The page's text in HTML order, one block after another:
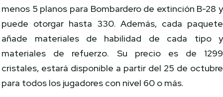
menos 5 planos para Bombardero de extinción B-28 y
puede otorgar hasta 330. Además, cada paquete
añade materiales de habilidad de cada tipo y
materiales de refuerzo. Su precio es de 1299
cristales, estará disponible a partir del 25 de octubre
para todos los jugadores con nivel 60 o más.